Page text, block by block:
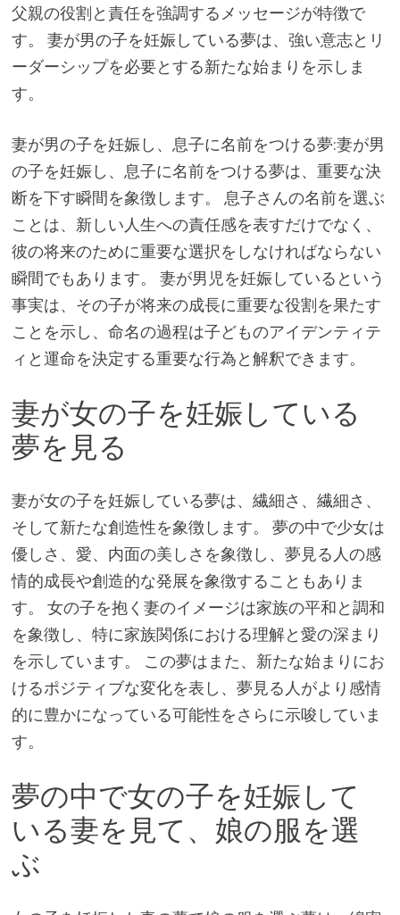
父親の役割と責任を強調するメッセージが特徴で
す。 妻が男の子を妊娠している夢は、強い意志とリ
ーダーシップを必要とする新たな始まりを示しま
す。
妻が男の子を妊娠し、息子に名前をつける夢:妻が男
の子を妊娠し、息子に名前をつける夢は、重要な決
断を下す瞬間を象徴します。 息子さんの名前を選ぶ
ことは、新しい人生への責任感を表すだけでなく、
彼の将来のために重要な選択をしなければならない
瞬間でもあります。 妻が男児を妊娠しているという
事実は、その子が将来の成長に重要な役割を果たす
ことを示し、命名の過程は子どものアイデンティテ
ィと運命を決定する重要な行為と解釈できます。
妻が女の子を妊娠している
夢を見る
妻が女の子を妊娠している夢は、繊細さ、繊細さ、
そして新たな創造性を象徴します。 夢の中で少女は
優しさ、愛、内面の美しさを象徴し、夢見る人の感
情的成長や創造的な発展を象徴することもありま
す。 女の子を抱く妻のイメージは家族の平和と調和
を象徴し、特に家族関係における理解と愛の深まり
を示しています。 この夢はまた、新たな始まりにお
けるポジティブな変化を表し、夢見る人がより感情
的に豊かになっている可能性をさらに示唆していま
す。
夢の中で女の子を妊娠して
いる妻を見て、娘の服を選
ぶ